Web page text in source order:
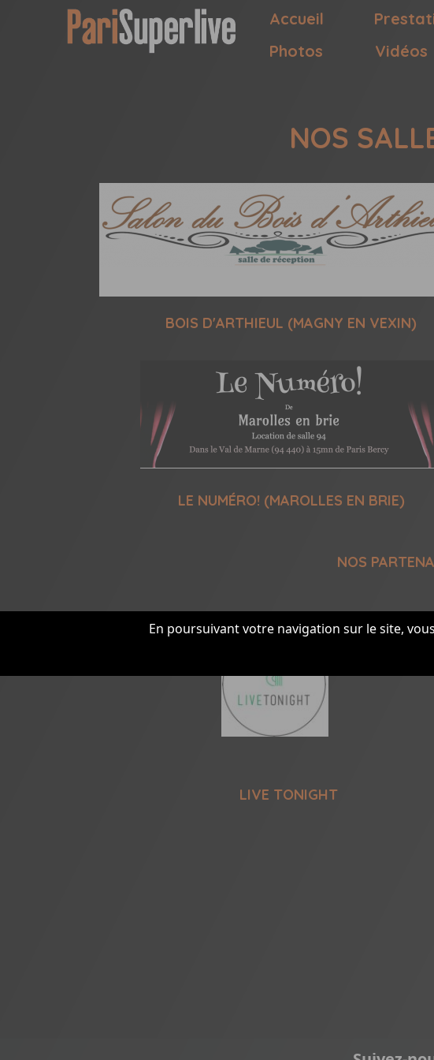
Accueil
Photos
Vidéos
NOS
BOIS D'ARTHIEUL (MAGNY EN VEXIN)
LE NUMÉRO! (MAROLLES EN BRIE)
NOS
LIVE TONIGHT
En poursuivant votre navigation sur le site,